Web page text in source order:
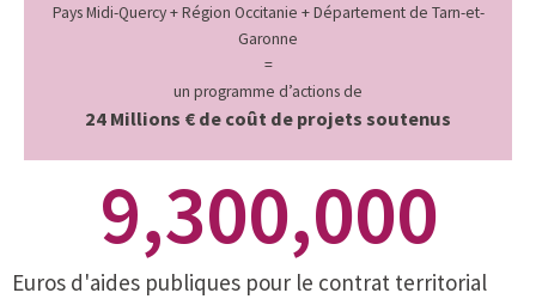
Pays Midi-Quercy + Région Occitanie + Département de Tarn-et-
Garonne
=
un programme d’actions de
24 Millions € de coût de projets soutenus
Euros d'aides publiques pour le contrat territorial
9,300,000